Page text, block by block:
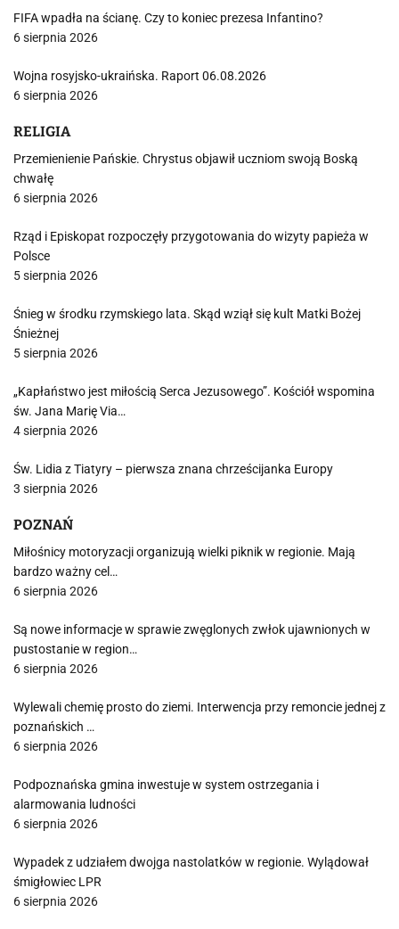
FIFA wpadła na ścianę. Czy to koniec prezesa Infantino?
6 sierpnia 2026
Wojna rosyjsko-ukraińska. Raport 06.08.2026
6 sierpnia 2026
RELIGIA
Przemienienie Pańskie. Chrystus objawił uczniom swoją Boską
chwałę
6 sierpnia 2026
Rząd i Episkopat rozpoczęły przygotowania do wizyty papieża w
Polsce
5 sierpnia 2026
Śnieg w środku rzymskiego lata. Skąd wziął się kult Matki Bożej
Śnieżnej
5 sierpnia 2026
„Kapłaństwo jest miłością Serca Jezusowego”. Kościół wspomina
św. Jana Marię Via…
4 sierpnia 2026
Św. Lidia z Tiatyry – pierwsza znana chrześcijanka Europy
3 sierpnia 2026
POZNAŃ
Miłośnicy motoryzacji organizują wielki piknik w regionie. Mają
bardzo ważny cel…
6 sierpnia 2026
Są nowe informacje w sprawie zwęglonych zwłok ujawnionych w
pustostanie w region…
6 sierpnia 2026
Wylewali chemię prosto do ziemi. Interwencja przy remoncie jednej z
poznańskich …
6 sierpnia 2026
Podpoznańska gmina inwestuje w system ostrzegania i
alarmowania ludności
6 sierpnia 2026
Wypadek z udziałem dwojga nastolatków w regionie. Wylądował
śmigłowiec LPR
6 sierpnia 2026